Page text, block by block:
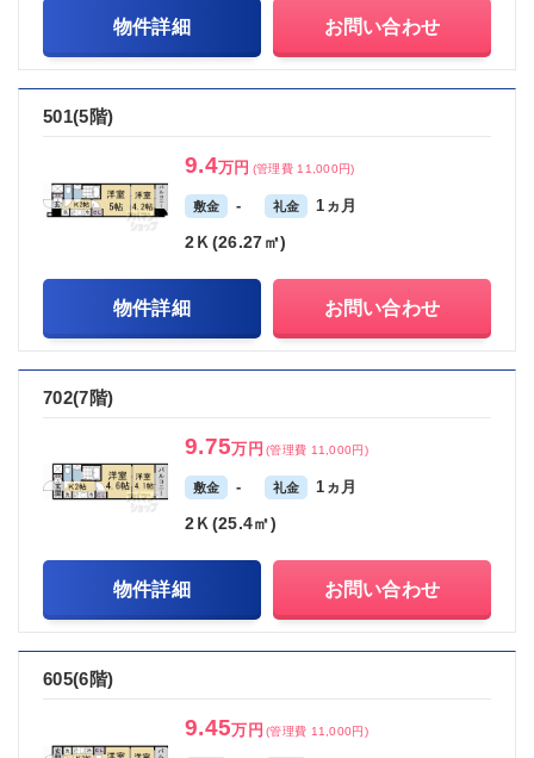
物件詳細 お問い合わせ
501(5階)
9.4万円 (管理費 11,000円)
敷金 - 礼金 1ヵ月
2Ｋ(26.27㎡)
物件詳細 お問い合わせ
702(7階)
9.75万円 (管理費 11,000円)
敷金 - 礼金 1ヵ月
2Ｋ(25.4㎡)
物件詳細 お問い合わせ
605(6階)
9.45万円 (管理費 11,000円)